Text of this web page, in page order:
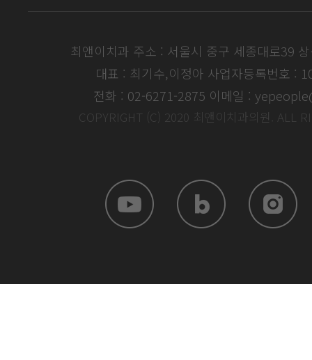
최앤이치과 주소 : 서울시 중구 세종대로39
대표 : 최기수,이정아 사업자등록번호 :
전화 : 02-6271-2875 이메일 :
COPYRIGHT (C) 2020 최앤이치과의원. ALL